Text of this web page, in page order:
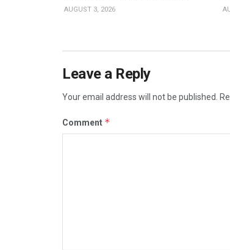
AUGUST 3, 2026
Leave a Reply
Your email address will not be published.
Comment *